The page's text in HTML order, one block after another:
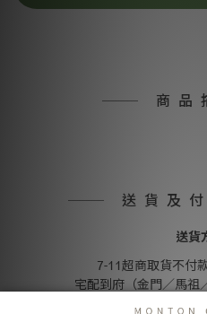
商品
送貨及
送貨
7-11超商取貨不付
宅配到府（金門／馬祖